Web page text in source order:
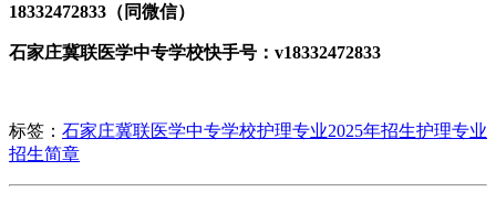
18332472833（同微信）
石家庄冀联医学中专学校快手号：v18332472833
标签： 石家庄冀联医学中专学校护理专业2025年招生护理专业
招生简章